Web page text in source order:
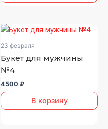
23 февраля
Букет для мужчины
№4
4500 ₽
В корзину